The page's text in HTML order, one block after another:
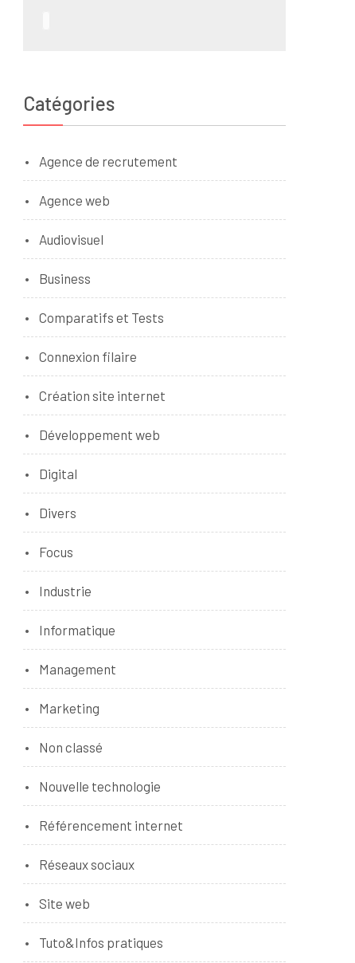
Catégories
Agence de recrutement
Agence web
Audiovisuel
Business
Comparatifs et Tests
Connexion filaire
Création site internet
Développement web
Digital
Divers
Focus
Industrie
Informatique
Management
Marketing
Non classé
Nouvelle technologie
Référencement internet
Réseaux sociaux
Site web
Tuto&Infos pratiques